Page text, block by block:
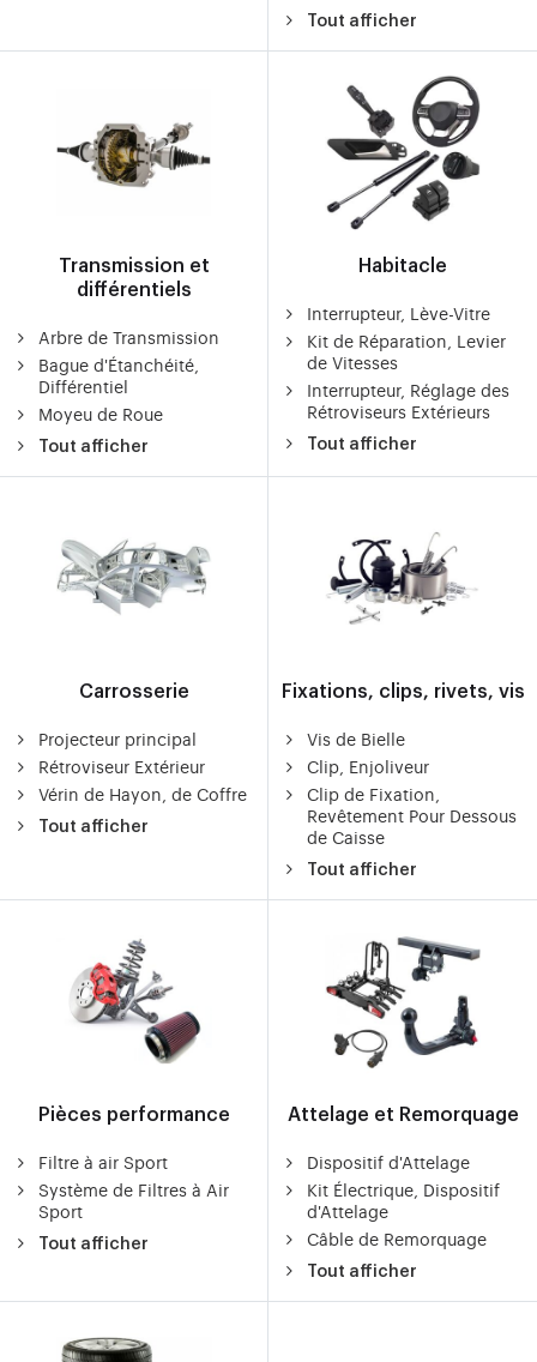
Tout afficher
Transmission et
différentiels
Arbre de Transmission
Bague d'Étanchéité,
Différentiel
Moyeu de Roue
Tout afficher
Habitacle
Interrupteur, Lève-Vitre
Kit de Réparation, Levier
de Vitesses
Interrupteur, Réglage des
Rétroviseurs Extérieurs
Tout afficher
Carrosserie
Projecteur principal
Rétroviseur Extérieur
Vérin de Hayon, de Coffre
Tout afficher
Fixations, clips, rivets, vis
Vis de Bielle
Clip, Enjoliveur
Clip de Fixation,
Revêtement Pour Dessous
de Caisse
Tout afficher
Pièces performance
Filtre à air Sport
Système de Filtres à Air
Sport
Tout afficher
Attelage et Remorquage
Dispositif d'Attelage
Kit Électrique, Dispositif
d'Attelage
Câble de Remorquage
Tout afficher